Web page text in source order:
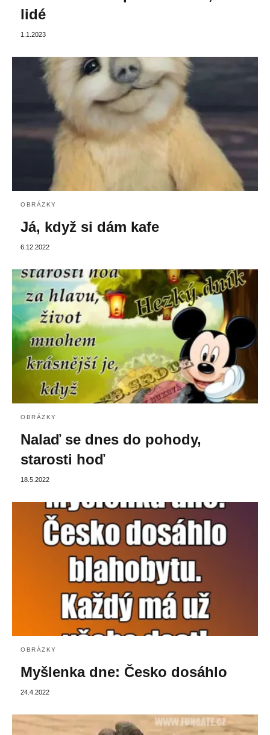
lidé
1.1.2023
OBRÁZKY
Já, když si dám kafe
6.12.2022
OBRÁZKY
Nalaď se dnes do pohody,
starosti hoď
18.5.2022
OBRÁZKY
Myšlenka dne: Česko dosáhlo
24.4.2022